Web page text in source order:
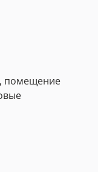
помещение